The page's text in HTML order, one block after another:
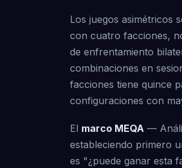
Los juegos asimétricos
con cuatro facciones,
de enfrentamiento
combinaciones en
facciones tiene quince
configuraciones con
El marco MEQA —
estableciendo primero
es "¿puede ganar esta